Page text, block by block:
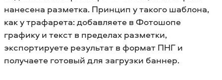
нанесена разметка. Принцип у такого шаблона,
как у трафарета: добавляете в Фотошопе
графику и текст в пределах разметки,
экспортируете результат в формат ПНГ и
получаете готовый для загрузки баннер.